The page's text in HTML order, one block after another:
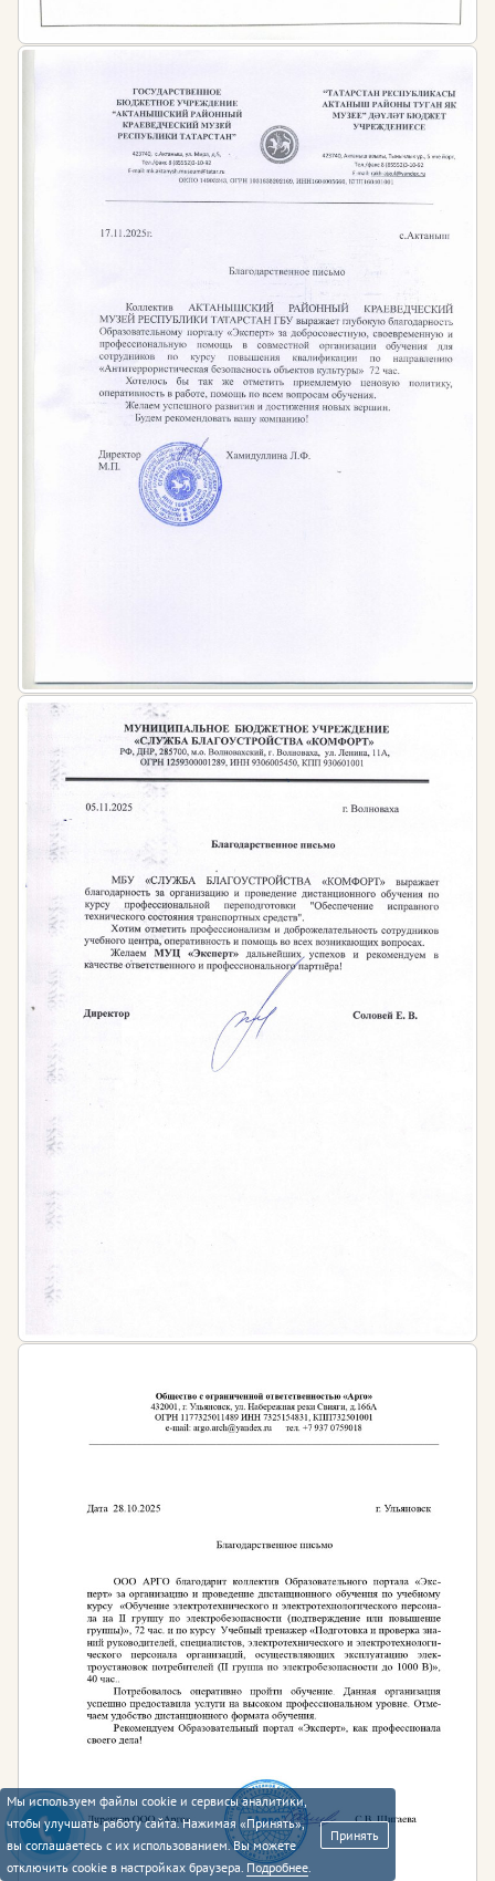
Мы используем файлы cookie и сервисы аналитики,
чтобы улучшать работу сайта. Нажимая «Принять»,
вы соглашаетесь с их использованием. Вы можете
отключить cookie в настройках браузера. Подробнее.
Принять